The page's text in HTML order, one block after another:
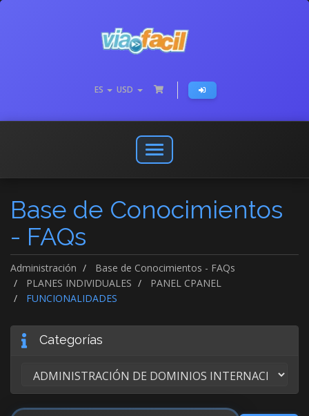
ES USD
Abrir
o
menú
de
Base de Conocimientos
- FAQs
Administración
Base de Conocimientos - FAQs
PLANES INDIVIDUALES
PANEL CPANEL
FUNCIONALIDADES
Categorías